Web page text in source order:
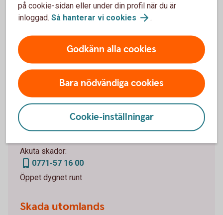
Anmäl skada via telefon
Om du drabbats av en skada, kontakta vår
samarbetspartner Tre Kronor Försäkring för att göra
din skadeanmälan.
Skada inom Sverige
0771-23 33 33
Öppet vardagar 09-17
Akuta skador:
0771-57 16 00
Öppet dygnet runt
Skada utomlands
på cookie-sidan eller under din profil när du är
inloggad. Så hanterar vi cookies .
Godkänn alla cookies
Bara nödvändiga cookies
Cookie-inställningar